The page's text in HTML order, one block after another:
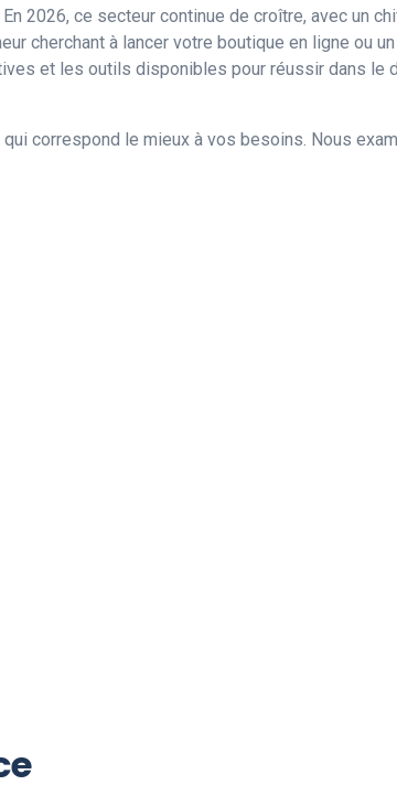
2026, ce secteur continue de croître, avec un
cherchant à lancer votre boutique en ligne ou un
et les outils disponibles pour réussir dans le
correspond le mieux à vos besoins. Nous